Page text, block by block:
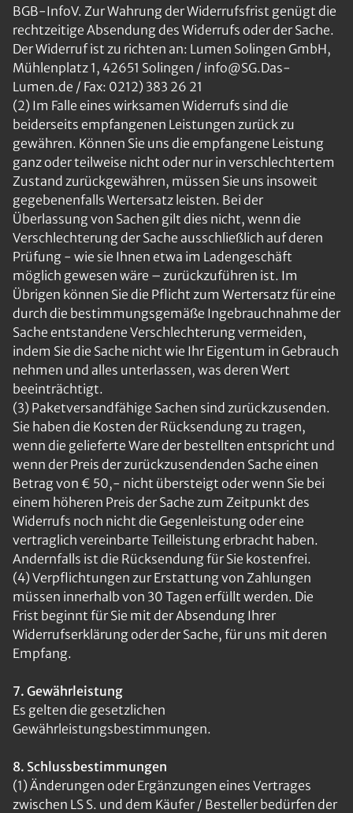
BGB-InfoV. Zur Wahrung der Widerrufsfrist genügt die
rechtzeitige Absendung des Widerrufs oder der Sache.
Der Widerruf ist zu richten an: Lumen Solingen GmbH,
Mühlenplatz 1, 42651 Solingen / info@SG.Das-
Lumen.de / Fax: 0212) 383 26 21
(2) Im Falle eines wirksamen Widerrufs sind die
beiderseits empfangenen Leistungen zurück zu
gewähren. Können Sie uns die empfangene Leistung
ganz oder teilweise nicht oder nur in verschlechtertem
Zustand zurückgewähren, müssen Sie uns insoweit
gegebenenfalls Wertersatz leisten. Bei der
Überlassung von Sachen gilt dies nicht, wenn die
Verschlechterung der Sache ausschließlich auf deren
Prüfung - wie sie Ihnen etwa im Ladengeschäft
möglich gewesen wäre – zurückzuführen ist. Im
Übrigen können Sie die Pflicht zum Wertersatz für eine
durch die bestimmungsgemäße Ingebrauchnahme der
Sache entstandene Verschlechterung vermeiden,
indem Sie die Sache nicht wie Ihr Eigentum in Gebrauch
nehmen und alles unterlassen, was deren Wert
beeinträchtigt.
(3) Paketversandfähige Sachen sind zurückzusenden.
Sie haben die Kosten der Rücksendung zu tragen,
wenn die gelieferte Ware der bestellten entspricht und
wenn der Preis der zurückzusendenden Sache einen
Betrag von € 50,- nicht übersteigt oder wenn Sie bei
einem höheren Preis der Sache zum Zeitpunkt des
Widerrufs noch nicht die Gegenleistung oder eine
vertraglich vereinbarte Teilleistung erbracht haben.
Andernfalls ist die Rücksendung für Sie kostenfrei.
(4) Verpflichtungen zur Erstattung von Zahlungen
müssen innerhalb von 30 Tagen erfüllt werden. Die
Frist beginnt für Sie mit der Absendung Ihrer
Widerrufserklärung oder der Sache, für uns mit deren
Empfang.
7. Gewährleistung
Es gelten die gesetzlichen
Gewährleistungsbestimmungen.
8. Schlussbestimmungen
(1) Änderungen oder Ergänzungen eines Vertrages
zwischen LS S. und dem Käufer / Besteller bedürfen der